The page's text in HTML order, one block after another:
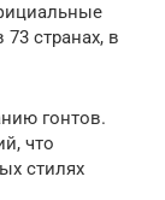
73 странах, в
гонтов.
что
стилях